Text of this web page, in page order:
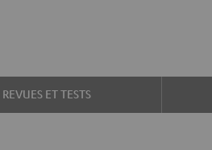
REVUES ET TESTS